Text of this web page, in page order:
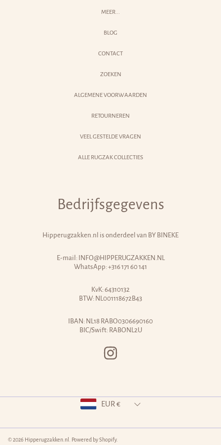
MEER...
BLOG
CONTACT
ZOEKEN
ALGEMENE VOORWAARDEN
RETOURNEREN
VEEL GESTELDE VRAGEN
ALLE RUGZAK COLLECTIES
Bedrijfsgegevens
Hipperugzakken.nl is onderdeel van BY BINEKE
E-mail: INFO@HIPPERUGZAKKEN.NL
WhatsApp: +316 171 60 141
KvK: 64310132
BTW: NL001118672B43
IBAN: NL18 RABO0306690160
BIC/Swift: RABONL2U
© 2026 Hipperugzakken.nl. Powered by Shopify.
EUR €